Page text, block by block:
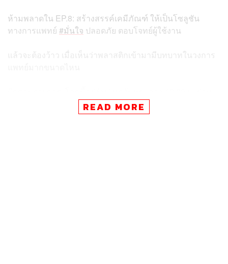
ห้ามพลาดใน EP.8: สร้างสรรค์เคมีภัณฑ์ ให้เป็นโซลูชัน
ทางการแพทย์ #มั่นใจ ปลอดภัย ตอบโจทย์ผู้ใช้งาน
แล้วจะต้องว้าว เมื่อเห็นว่าพลาสติกเข้ามามีบทบาทในวงการ
ช่องทาง THE STANDARD และ SCG
READ MORE